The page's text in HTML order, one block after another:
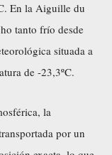
En la Aiguille du
tanto frío desde
situada a
de -23,3ºC.
la
por un